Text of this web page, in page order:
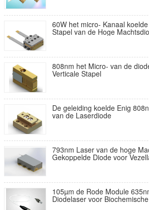
60W het micro- Kanaal
Stapel van de Hoge
808nm het Micro- van de
Verticale Stapel
De geleiding koelde Enig
van de Laserdiode
793nm Laser van de hoge
Gekoppelde Diode voor
105µm de Rode Module
Diodelaser voor